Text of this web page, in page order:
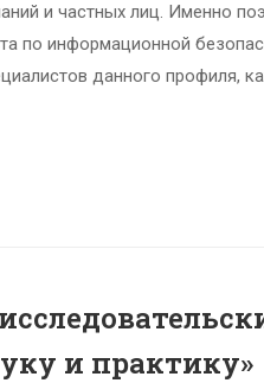
и частных лиц. Именно
по информационной
данного профиля,
и практику»